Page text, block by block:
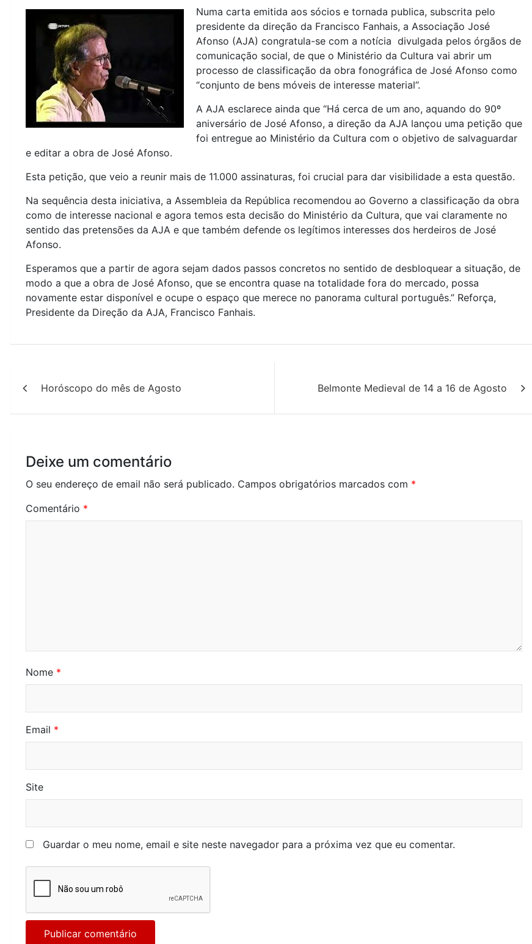
Numa carta emitida aos sócios e tornada publica, subscrita pelo
presidente da direção da Francisco Fanhais, a Associação José
Afonso (AJA) congratula-se com a notícia divulgada pelos órgãos de
comunicação social, de que o Ministério da Cultura vai abrir um
processo de classificação da obra fonográfica de José Afonso como
“conjunto de bens móveis de interesse material”.
A AJA esclarece ainda que “Há cerca de um ano, aquando do 90º
aniversário de José Afonso, a direção da AJA lançou uma petição que
foi entregue ao Ministério da Cultura com o objetivo de salvaguardar
e editar a obra de José Afonso.
Esta petição, que veio a reunir mais de 11.000 assinaturas, foi crucial para dar visibilidade a esta questão.
Na sequência desta iniciativa, a Assembleia da República recomendou ao Governo a classificação da obra
como de interesse nacional e agora temos esta decisão do Ministério da Cultura, que vai claramente no
sentido das pretensões da AJA e que também defende os legítimos interesses dos herdeiros de José
Afonso.
Esperamos que a partir de agora sejam dados passos concretos no sentido de desbloquear a situação, de
modo a que a obra de José Afonso, que se encontra quase na totalidade fora do mercado, possa
novamente estar disponível e ocupe o espaço que merece no panorama cultural português.” Reforça,
Presidente da Direção da AJA, Francisco Fanhais.
de
artigos
Horóscopo do mês de Agosto Belmonte Medieval de 14 a 16 de Agosto
Deixe um comentário
O seu endereço de email não será publicado. Campos obrigatórios marcados com *
Comentário *
Nome *
Email *
Site
Guardar o meu nome, email e site neste navegador para a próxima vez que eu comentar.